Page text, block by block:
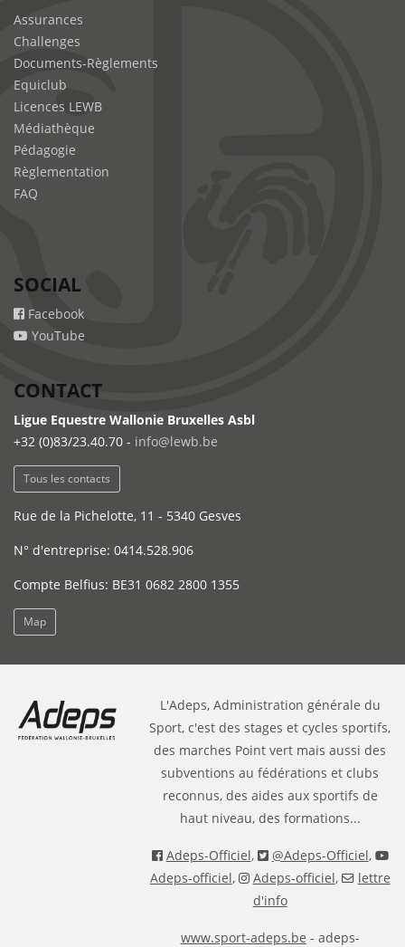
Assurances
Challenges
Documents-Règlements
Equiclub
Licences LEWB
Médiathèque
Pédagogie
Règlementation
FAQ
SOCIAL
Facebook
YouTube
CONTACT
Ligue Equestre Wallonie Bruxelles Asbl
+32 (0)83/23.40.70 - info@lewb.be
Tous les contacts
Rue de la Pichelotte, 11 - 5340 Gesves
N° d'entreprise: 0414.528.906
Compte Belfius: BE31 0682 2800 1355
Map
L'Adeps, Administration générale du
Sport, c'est des stages et cycles sportifs,
des marches Point vert mais aussi des
subventions au fédérations et clubs
reconnus, des aides aux sportifs de
haut niveau, des formations...
Adeps-Officiel, @Adeps-Officiel,
Adeps-officiel, Adeps-officiel,
lettre
d'info
www.sport-adeps.be - adeps-